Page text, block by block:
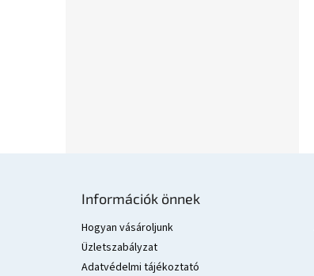
Információk önnek
Hogyan vásároljunk
Üzletszabályzat
Adatvédelmi tájékoztató